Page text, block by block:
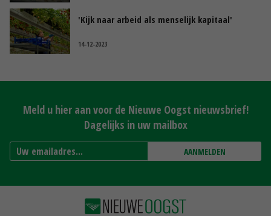
'Kijk naar arbeid als menselijk kapitaal'
14-12-2023
Meld u hier aan voor de Nieuwe Oogst nieuwsbrief!
Dagelijks in uw mailbox
AANMELDEN